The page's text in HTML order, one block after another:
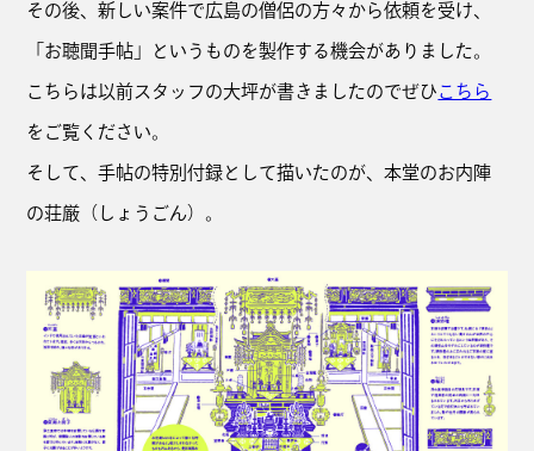
その後、新しい案件で広島の僧侶の方々から依頼を受け、
「お聴聞手帖」というものを製作する機会がありました。
こちらは以前スタッフの大坪が書きましたのでぜひ こちら
をご覧ください。
そして、手帖の特別付録として描いたのが、本堂のお内陣
の荘厳（しょうごん）。